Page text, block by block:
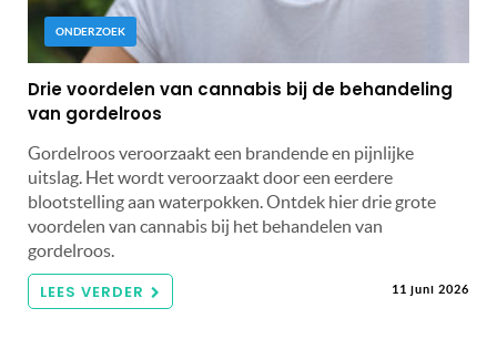
ONDERZOEK
Drie voordelen van cannabis bij de behandeling
van gordelroos
Gordelroos veroorzaakt een brandende en pijnlijke
uitslag. Het wordt veroorzaakt door een eerdere
blootstelling aan waterpokken. Ontdek hier drie grote
voordelen van cannabis bij het behandelen van
gordelroos.
LEES VERDER 11 juni 2026